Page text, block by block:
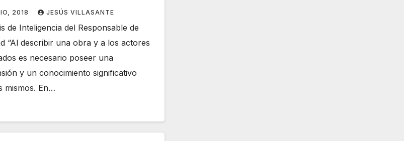
2018 JESÚS VILLASANTE
de Inteligencia del Responsable de
“Al describir una obra y a los actores
es necesario poseer una
y un conocimiento significativo
mismos. En…